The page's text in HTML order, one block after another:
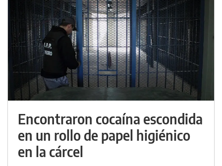
Encontraron cocaína escondida
en un rollo de papel higiénico
en la cárcel